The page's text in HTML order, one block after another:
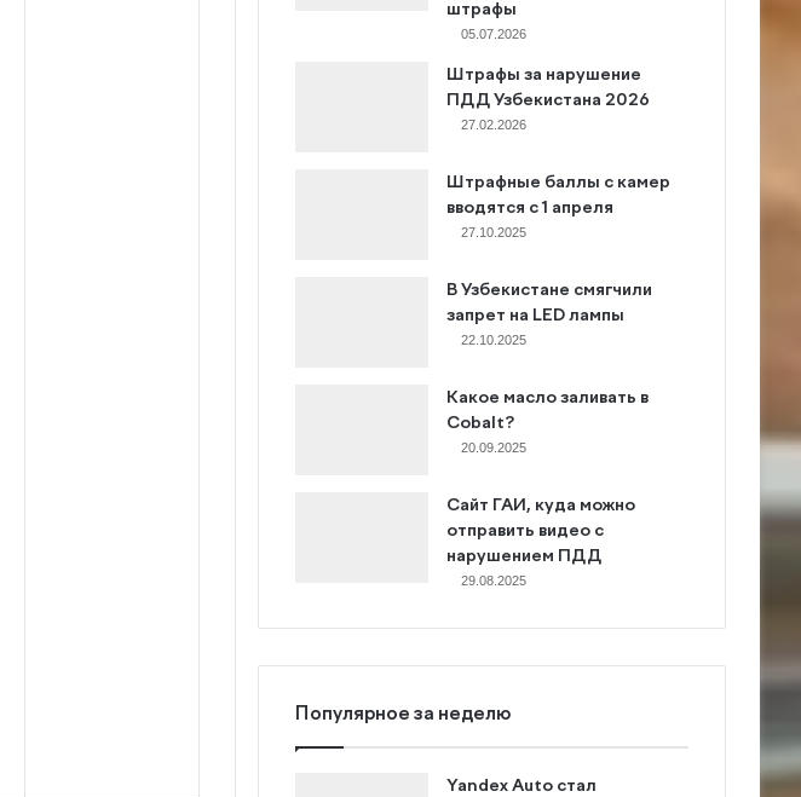
штрафы
05.07.2026
Штрафы за нарушение
ПДД Узбекистана 2026
27.02.2026
Штрафные баллы с камер
вводятся с 1 апреля
27.10.2025
В Узбекистане смягчили
запрет на LED лампы
22.10.2025
Какое масло заливать в
Cobalt?
20.09.2025
Сайт ГАИ, куда можно
отправить видео с
нарушением ПДД
29.08.2025
Популярное за неделю
Yandex Auto стал